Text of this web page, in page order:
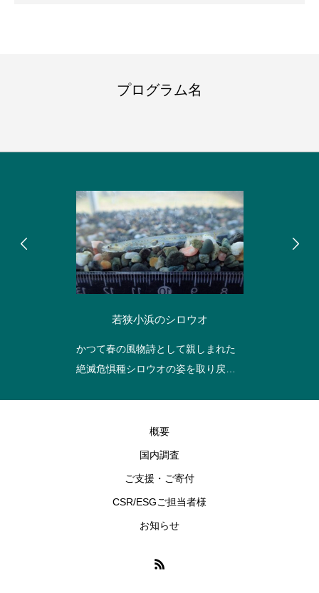
プログラム名
若狭小浜のシロウオ
かつて春の風物詩として親しまれた
絶滅危惧種シロウオの姿を取り戻す
査を行い、減少の原因を明らかにし
概要
国内調査
ご支援・ご寄付
CSR/ESGご担当者様
お知らせ